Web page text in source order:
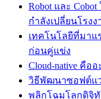
Robot และ
กำลังเปลี่ยนโรง
เทคโนโลยีที่มาแ
ก่อนคู่แข่ง
Cloud-native คืออ
วิธีพัฒนาซอฟต์แว
พลิกโฉมโลกดิจิทั